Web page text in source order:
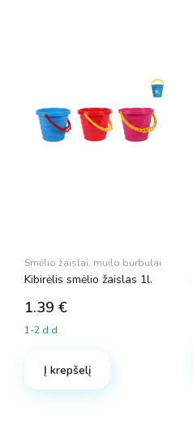
Smėlio žaislai, muilo burbulai
Kibirėlis smėlio žaislas 1l.
1.39 €
1-2 d.d.
Į krepšelį